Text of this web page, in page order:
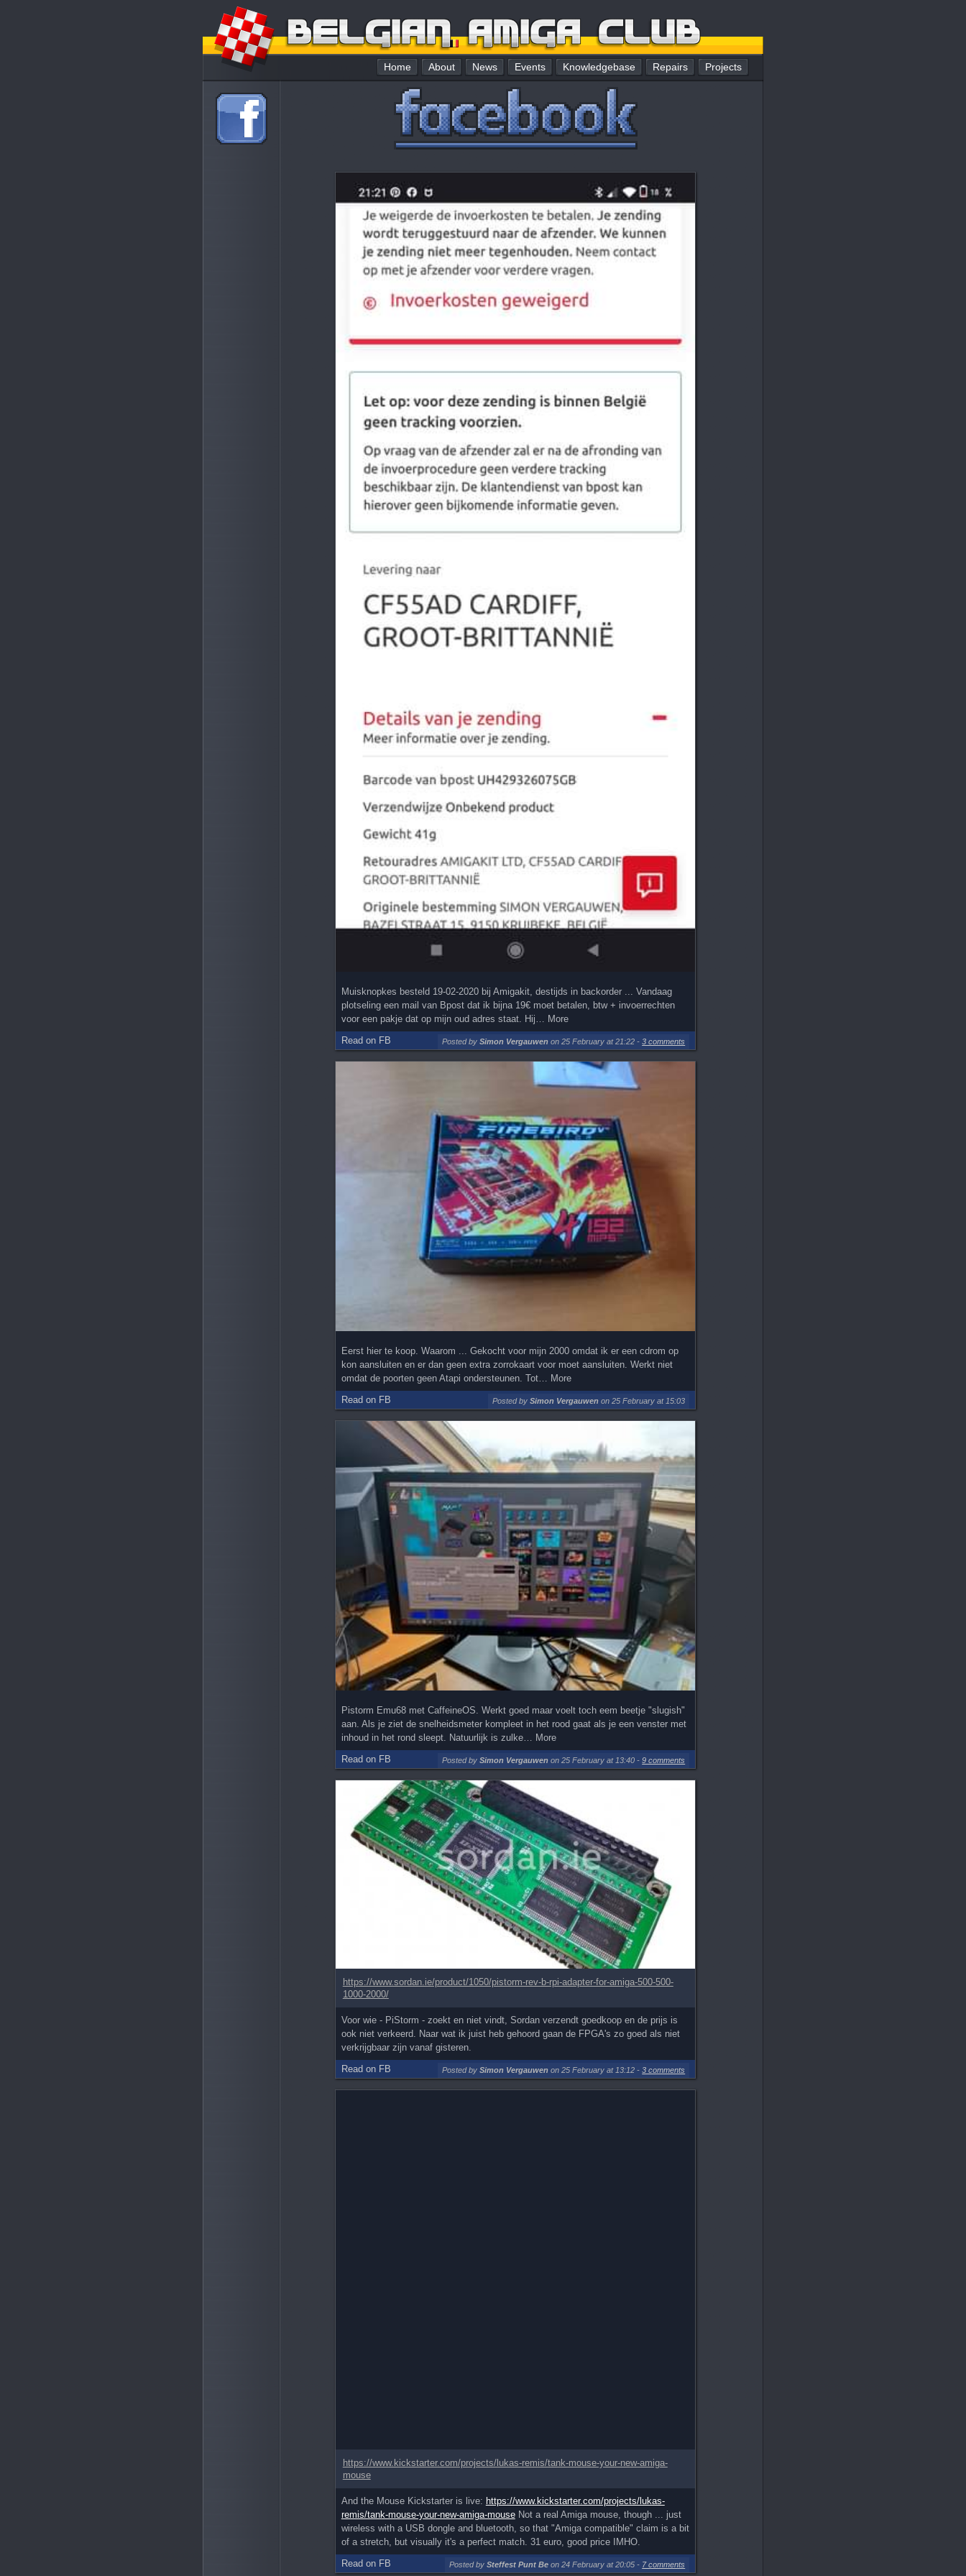
Home About News Events Knowledgebase Repairs Projects
Muisknopkes besteld 19-02-2020 bij Amigakit, destijds in backorder ... Vandaag
plotseling een mail van Bpost dat ik bijna 19€ moet betalen, btw + invoerrechten
voor een pakje dat op mijn oud adres staat. Hij… More
Posted bySimon Vergauwen on 25 February at 21:22-3 comments
Read on FB
Eerst hier te koop. Waarom ... Gekocht voor mijn 2000 omdat ik er een cdrom op
kon aansluiten en er dan geen extra zorrokaart voor moet aansluiten. Werkt niet
omdat de poorten geen Atapi ondersteunen. Tot… More
Posted bySimon Vergauwen on 25 February at 15:03
Read on FB
Pistorm Emu68 met CaffeineOS. Werkt goed maar voelt toch eem beetje "slugish"
aan. Als je ziet de snelheidsmeter kompleet in het rood gaat als je een venster met
inhoud in het rond sleept. Natuurlijk is zulke… More
Posted bySimon Vergauwen on 25 February at 13:40-9 comments
Read on FB
https://www.sordan.ie/product/1050/pistorm-rev-b-rpi-adapter-for-amiga-500-500-
1000-2000/
Voor wie - PiStorm - zoekt en niet vindt, Sordan verzendt goedkoop en de prijs is
ook niet verkeerd. Naar wat ik juist heb gehoord gaan de FPGA's zo goed als niet
verkrijgbaar zijn vanaf gisteren.
Posted bySimon Vergauwen on 25 February at 13:12-3 comments
Read on FB
https://www.kickstarter.com/projects/lukas-remis/tank-mouse-your-new-amiga-
mouse
And the Mouse Kickstarter is live: https://www.kickstarter.com/projects/lukas-
remis/tank-mouse-your-new-amiga-mouseNot a real Amiga mouse, though ... just
wireless with a USB dongle and bluetooth, so that "Amiga compatible" claim is a bit
of a stretch, but visually it's a perfect match. 31 euro, good price IMHO.
Posted bySteffest Punt Be on 24 February at 20:05- 7 comments
Read on FB